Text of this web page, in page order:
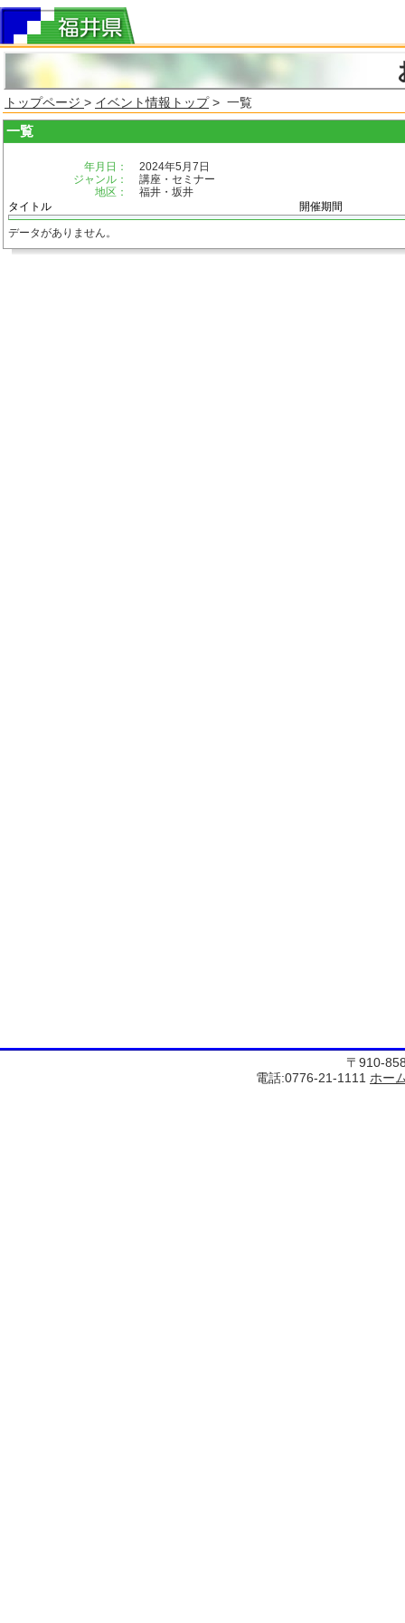
トップページ > イベント情報トップ> 一覧
一覧
年月日：
2024年5月7日
ジャンル：
講座・セミナー
地区：
福井・坂井
タイトル
開催期間
データがありません。
〒910-
電話:0776-21-1111 ホー